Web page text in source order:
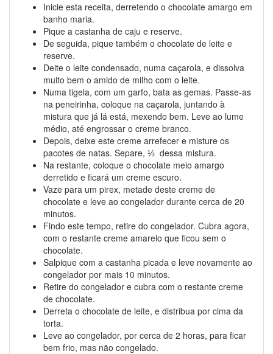
Inicie esta receita, derretendo o chocolate amargo em
banho maria.
Pique a castanha de caju e reserve.
De seguida, pique também o chocolate de leite e
reserve.
Deite o leite condensado, numa caçarola, e dissolva
muito bem o amido de milho com o leite.
Numa tigela, com um garfo, bata as gemas. Passe-as
na peneirinha, coloque na caçarola, juntando à
mistura que já lá está, mexendo bem. Leve ao lume
médio, até engrossar o creme branco.
Depois, deixe este creme arrefecer e misture os
pacotes de natas. Separe, ⅓ dessa mistura.
Na restante, coloque o chocolate meio amargo
derretido e ficará um creme escuro.
Vaze para um pirex, metade deste creme de
chocolate e leve ao congelador durante cerca de 20
minutos.
Findo este tempo, retire do congelador. Cubra agora,
com o restante creme amarelo que ficou sem o
chocolate.
Salpique com a castanha picada e leve novamente ao
congelador por mais 10 minutos.
Retire do congelador e cubra com o restante creme
de chocolate.
Derreta o chocolate de leite, e distribua por cima da
torta.
Leve ao congelador, por cerca de 2 horas, para ficar
bem frio, mas não congelado.